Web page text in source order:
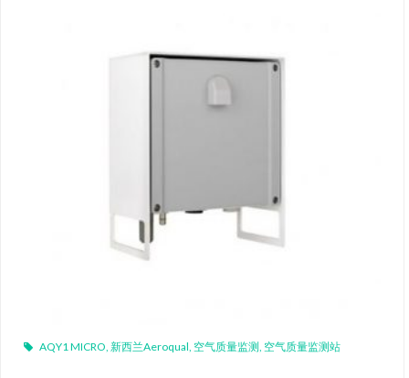
AQY1 MICRO 新西兰Aeroqual 空气质量监测 空气质量监测站